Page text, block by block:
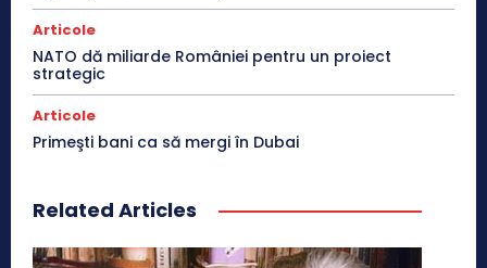
Articole
NATO dă miliarde României pentru un proiect
strategic
Articole
Primeşti bani ca să mergi în Dubai
Related Articles